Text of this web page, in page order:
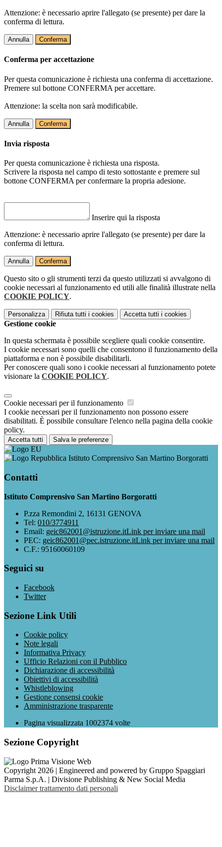
Attenzione: è necessario aprire l'allegato (se presente) per dare la
conferma di lettura.
Annulla Conferma
Conferma per accettazione
Per questa comunicazione è richiesta una conferma di accettazione.
Premere sul bottone CONFERMA per accettare.
Attenzione: la scelta non sarà modificabile.
Annulla Conferma
Invia risposta
Per questa comunicazione è richiesta una risposta.
Scrivere la risposta nel campo di testo sottostante e premere sul
bottone CONFERMA per confermare la propria adesione.
Inserire qui la risposta
Attenzione: è necessario aprire l'allegato (se presente) per dare la
conferma di lettura.
Annulla Conferma
Questo sito o gli strumenti terzi da questo utilizzati si avvalgono di
cookie necessari al funzionamento ed utili alle finalità illustrate nella
COOKIE POLICY.
Personalizza Rifiuta tutti i cookies Accetta tutti i cookies
Gestione cookie
In questa schermata è possibile scegliere quali cookie consentire.
I cookie necessari sono quelli che consentono il funzionamento della
piattaforma e non è possibile disabilitarli.
Per conoscere quali sono i cookie necessari al funzionamento potete
visionare la COOKIE POLICY.
Cookie necessari per il funzionamento
I cookie necessari per il funzionamento non possono essere
disabilitati. È possibile consultare l'elenco nella pagina della cookie
policy.
Accetta tutti Salva le preferenze
Istituto Comprensivo San Martino Borgoratti
Contatti
Istituto Comprensivo San Martino Borgoratti
P.zza Remondini 2, 16131 GENOVA
Tel: 010/3774911
Email: geic862001@istruzione.itLink per inviare una mail
PEC: geic862001@pec.istruzione.itLink per inviare una mail
C.F.: 95160060109
Seguici su
Facebook
Twitter
Sezione Link Utili
Cookie policy
Note legali
Informativa Privacy
Ufficio Relazioni con il Pubblico
Dichiarazione di accessibilità
Obiettivi di accessibilità
Whistleblowing
Gestione consensi cookie
Amministrazione trasparente
Pagina visualizzata 1002374 volte
Sezione Copyright
Copyright 2026 | Engineered and powered by Gruppo Spaggiari
Parma S.p.A. | Divisione Publishing & New Social Media
Disclaimer trattamento dati personali